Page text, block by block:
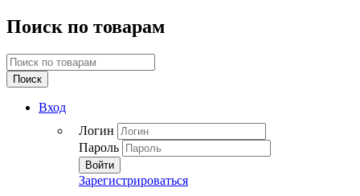
Поиск по товарам
Поиск
Вход
Логин
Пароль
Войти
Зарегистрироваться